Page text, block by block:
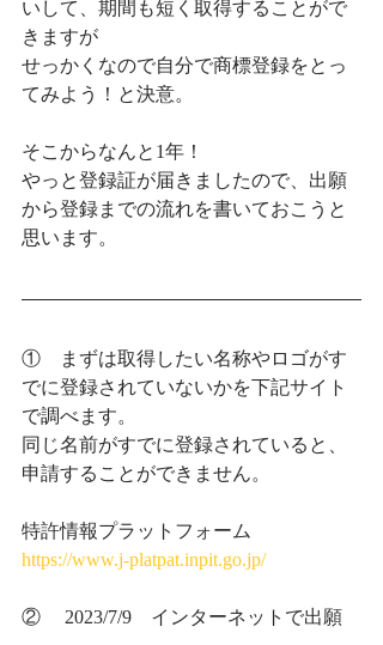
いして、期間も短く取得することがで
きますが
せっかくなので自分で商標登録をとっ
てみよう！と決意。
そこからなんと1年！
やっと登録証が届きましたので、出願
から登録までの流れを書いておこうと
思います。
①　まずは取得したい名称やロゴがす
でに登録されていないかを下記サイト
で調べます。
同じ名前がすでに登録されていると、
申請することができません。
特許情報プラットフォーム
https://www.j-platpat.inpit.go.jp/
②     2023/7/9　インターネットで出願